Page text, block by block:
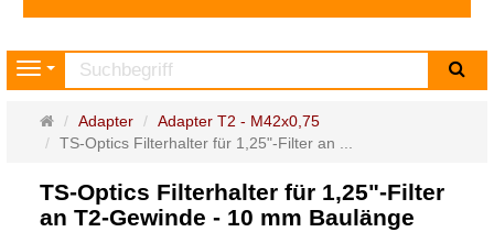
Navigation
Startseite
Adapter
Adapter T2 - M42x0,75
TS-Optics Filterhalter für 1,25"-Filter an ...
TS-Optics Filterhalter für 1,25"-Filter
an T2-Gewinde - 10 mm Baulänge